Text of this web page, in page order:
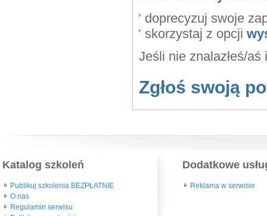
doprecyzuj swoje
skorzystaj z opcji
Jeśli nie znalazłeś/
Zgłoś swoją
Katalog szkoleń
Publikuj szkolenia BEZPŁATNIE
O nas
Regulamin serwisu
Dodatkowe
Reklama w serwisie